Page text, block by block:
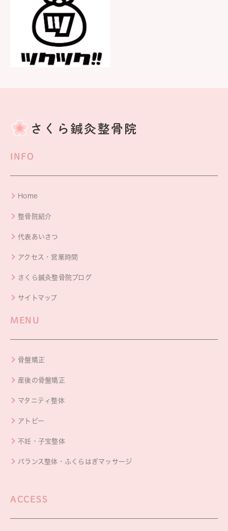
INFO
Home
整骨院紹介
代表あいさつ
アクセス・営業時間
さくら鍼灸整骨院ブログ
サイトマップ
MENU
骨盤矯正
産後の骨盤矯正
マタニティ整体
アトピー
不妊・子宝整体
バランス整体・ふくらはぎマッサージ
ACCESS